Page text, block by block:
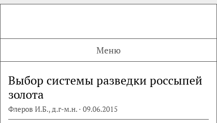
Меню
Выбор системы разведки россыпей
золота
Флеров И.Б., д.г-м.н. · 09.06.2015